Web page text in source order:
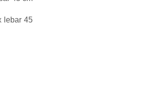
lebar 45